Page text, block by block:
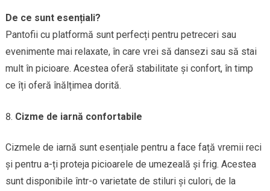
De ce sunt esențiali?
Pantofii cu platformă sunt perfecți pentru petreceri sau
evenimente mai relaxate, în care vrei să dansezi sau să stai
mult în picioare. Acestea oferă stabilitate și confort, în timp
ce îți oferă înălțimea dorită.
Cizme de iarnă confortabile
Cizmele de iarnă sunt esențiale pentru a face față vremii reci
și pentru a-ți proteja picioarele de umezeală și frig. Acestea
sunt disponibile într-o varietate de stiluri și culori, de la